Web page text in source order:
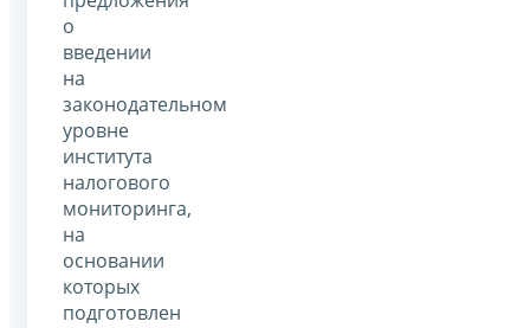
о
введении
на
законодательном
уровне
института
налогового
мониторинга,
на
основании
которых
подготовлен